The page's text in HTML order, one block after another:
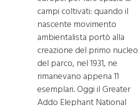
campi coltivati: quando il
nascente movimento
ambientalista portò alla
creazione del primo nucleo
del parco, nel 1931, ne
rimanevano appena 11
esemplari. Oggi il Greater
Addo Elephant National